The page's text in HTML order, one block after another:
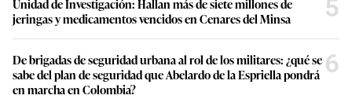
jeringas y medicamentos vencidos en Cenares del Minsa
5
De brigadas de seguridad urbana al rol de los militares: ¿qué se
sabe del plan de seguridad que Abelardo de la Espriella pondrá
en marcha en Colombia?
6